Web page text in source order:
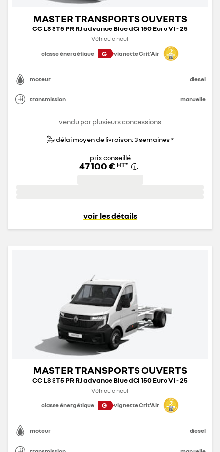
MASTER TRANSPORTS OUVERTS
CC L3 3T5 PR RJ advance Blue dCi 150 Euro VI - 25
Véhicule neuf
classe énergétique
G vignette Crit'Air
moteur diesel
transmission manuelle
vendu par plusieurs concessions
délai moyen de livraison: 3 semaines *
prix conseillé
47 100 € HT*
voir les détails
MASTER TRANSPORTS OUVERTS
CC L3 3T5 PR RJ advance Blue dCi 150 Euro VI - 25
Véhicule neuf
classe énergétique
G vignette Crit'Air
moteur diesel